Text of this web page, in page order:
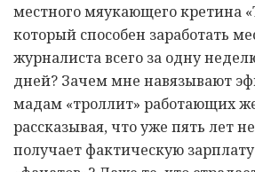
местного мяукающего кретина
который способен заработать
журналиста всего за одну
дней? Зачем мне навязывают
мадам «троллит» работающих
рассказывая, что уже пять лет
получает фактическую